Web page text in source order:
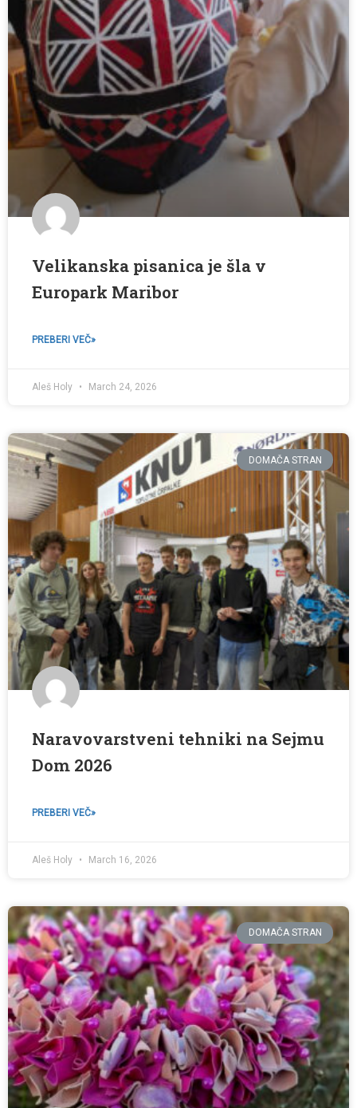
Velikanska pisanica je šla v
Europark Maribor
PREBERI VEČ»
Aleš Holy March 24, 2026
DOMAČA STRAN
Naravovarstveni tehniki na Sejmu
Dom 2026
PREBERI VEČ»
Aleš Holy March 16, 2026
DOMAČA STRAN